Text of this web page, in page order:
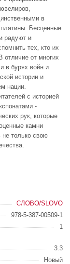
в
Бесценные
радуют и
тех, кто их
отличие от многих
в бурях войн и
истории и
нации.
с историей
-
рук, которые
камни
не только свою
СЛОВО/SLOVO
978-5-387-00509-1
1
3.3
Новый